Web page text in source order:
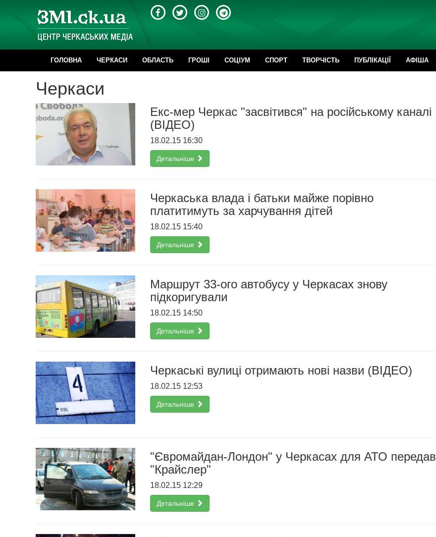
ГОЛОВНА ЧЕРКАСИ ОБЛАСТЬ ГРОШІ CОЦІУМ СПОРТ ТВОРЧІСТЬ ПУБЛІКАЦІЇ АФІША
Черкаси
Екс-мер Черкас "засвітився" на російському каналі
(ВІДЕО)
18.02.15 16:30
Детальніше
Черкаська влада і батьки майже порівно
платитимуть за харчування дітей
18.02.15 15:40
Детальніше
Маршрут 33-ого автобусу у Черкасах знову
підкоригували
18.02.15 14:50
Детальніше
Черкаські вулиці отримають нові назви (ВІДЕО)
18.02.15 12:53
Детальніше
"Євромайдан-Лондон" у Черкасах для АТО передав
"Крайслер"
18.02.15 12:29
Детальніше